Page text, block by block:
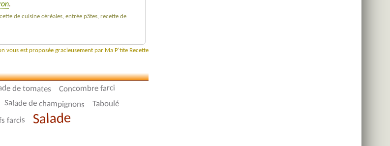
.
de cuisine céréales, entrée pâtes, recette de
vous est proposée gracieusement par Ma P'tite Recette
de tomates Concombre farci
Salade de champignons Taboulé
farcis Salade